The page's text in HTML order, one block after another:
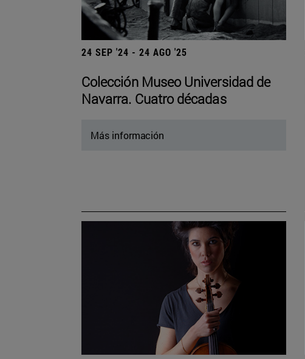
24 SEP '24 - 24 AGO '25
Colección Museo Universidad de
Navarra. Cuatro décadas
Más información